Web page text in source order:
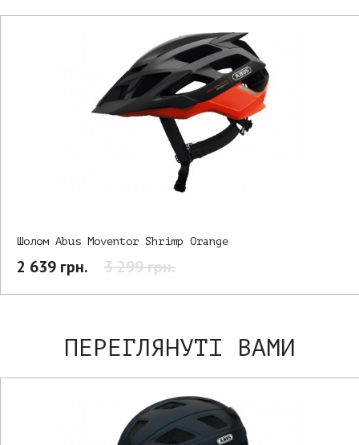
Шолом Abus Moventor Shrimp Orange
2 639 грн. 3 299 грн.
ПЕРЕГЛЯНУТІ ВАМИ